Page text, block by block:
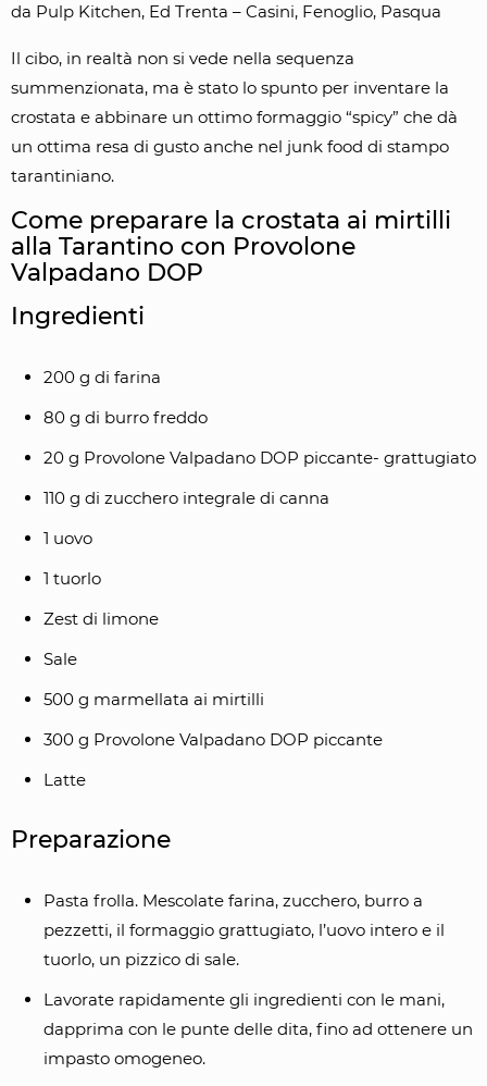
da Pulp Kitchen, Ed Trenta – Casini, Fenoglio, Pasqua
Il cibo, in realtà non si vede nella sequenza
summenzionata, ma è stato lo spunto per inventare la
crostata e abbinare un ottimo formaggio “spicy” che dà
un ottima resa di gusto anche nel junk food di stampo
tarantiniano.
Come preparare la crostata ai mirtilli
alla Tarantino con Provolone
Valpadano DOP
Ingredienti
200 g di farina
80 g di burro freddo
20 g Provolone Valpadano DOP piccante- grattugiato
110 g di zucchero integrale di canna
1 uovo
1 tuorlo
Zest di limone
Sale
500 g marmellata ai mirtilli
300 g Provolone Valpadano DOP piccante
Latte
Preparazione
Pasta frolla. Mescolate farina, zucchero, burro a
pezzetti, il formaggio grattugiato, l’uovo intero e il
tuorlo, un pizzico di sale.
Lavorate rapidamente gli ingredienti con le mani,
dapprima con le punte delle dita, fino ad ottenere un
impasto omogeneo.